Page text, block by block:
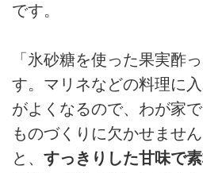
です。
「氷砂糖を使った果実酢
す。マリネなどの料理に
がよくなるので、わが家
ものづくりに欠かせませ
と、 すっきりした甘味で